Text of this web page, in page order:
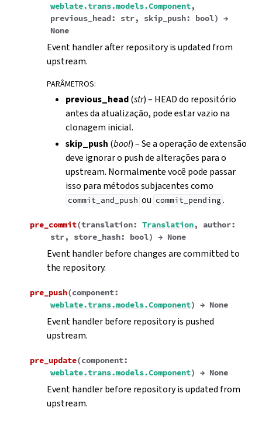
weblate.trans.models.Component,
previous_head: str, skip_push: bool) →
None
Event handler after repository is updated from
upstream.
PARÂMETROS:
previous_head(str) – HEAD do repositório
antes da atualização, pode estar vazio na
clonagem inicial.
skip_push (bool) – Se a operação de extensão
deve ignorar o push de alterações para o
upstream. Normalmente você pode passar
isso para métodos subjacentes como
commit_and_push ou commit_pending .
pre_commit(translation: Translation, author:
str, store_hash: bool) → None
Event handler before changes are committed to
the repository.
pre_push(component:
weblate.trans.models.Component) → None
Event handler before repository is pushed
upstream.
pre_update(component:
weblate.trans.models.Component) → None
Event handler before repository is updated from
upstream.